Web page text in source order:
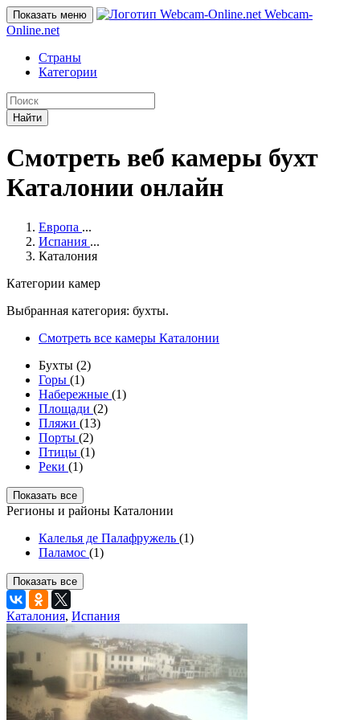
Показать меню
Webcam-
Online.net
Страны
Категории
Найти
Смотреть веб камеры бухт
Каталонии онлайн
Европа ...
Испания ...
Каталония
Категории камер
Выбранная категория: бухты.
Смотреть все камеры Каталонии
Бухты (2)
Горы (1)
Набережные (1)
Площади (2)
Пляжи (13)
Порты (2)
Птицы (1)
Реки (1)
Показать все
Регионы и районы Каталонии
Калелья де Палафружель (1)
Паламос (1)
Показать все
Каталония, Испания